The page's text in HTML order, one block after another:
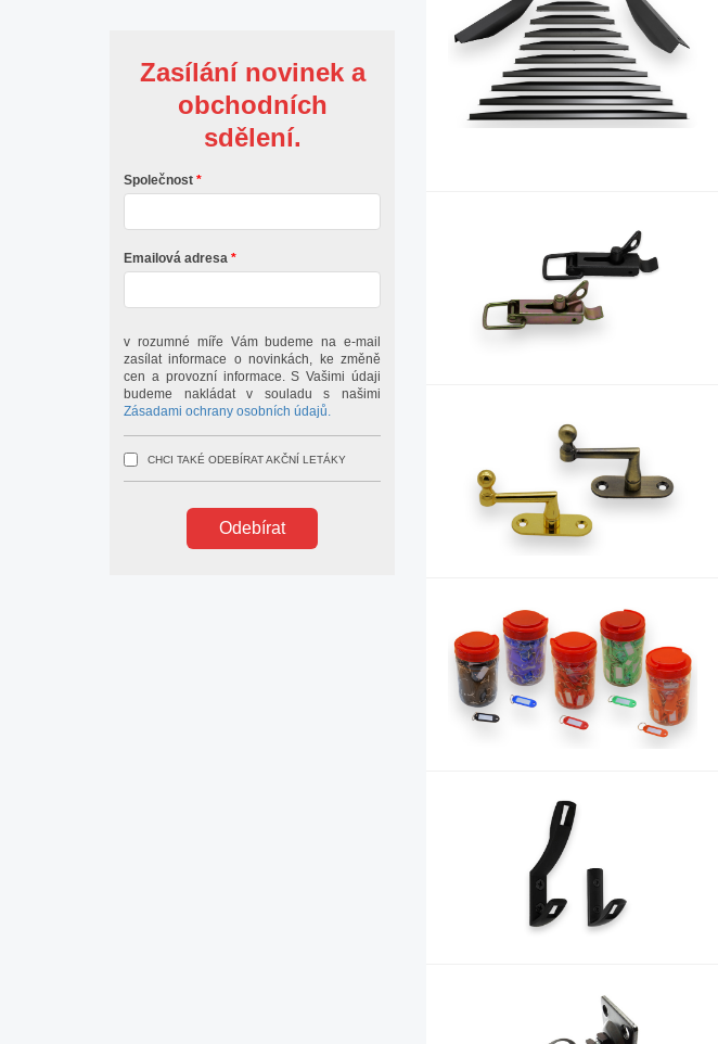
Zasílání novinek a
obchodních
sdělení.
Společnost
Emailová adresa
v rozumné míře Vám budeme na e-mail
zasílat informace o novinkách, ke změně
cen a provozní informace. S Vašimi údaji
budeme nakládat v souladu s našimi
Zásadami ochrany osobních údajů.
CHCI TAKÉ ODEBÍRAT AKČNÍ LETÁKY
Odebírat